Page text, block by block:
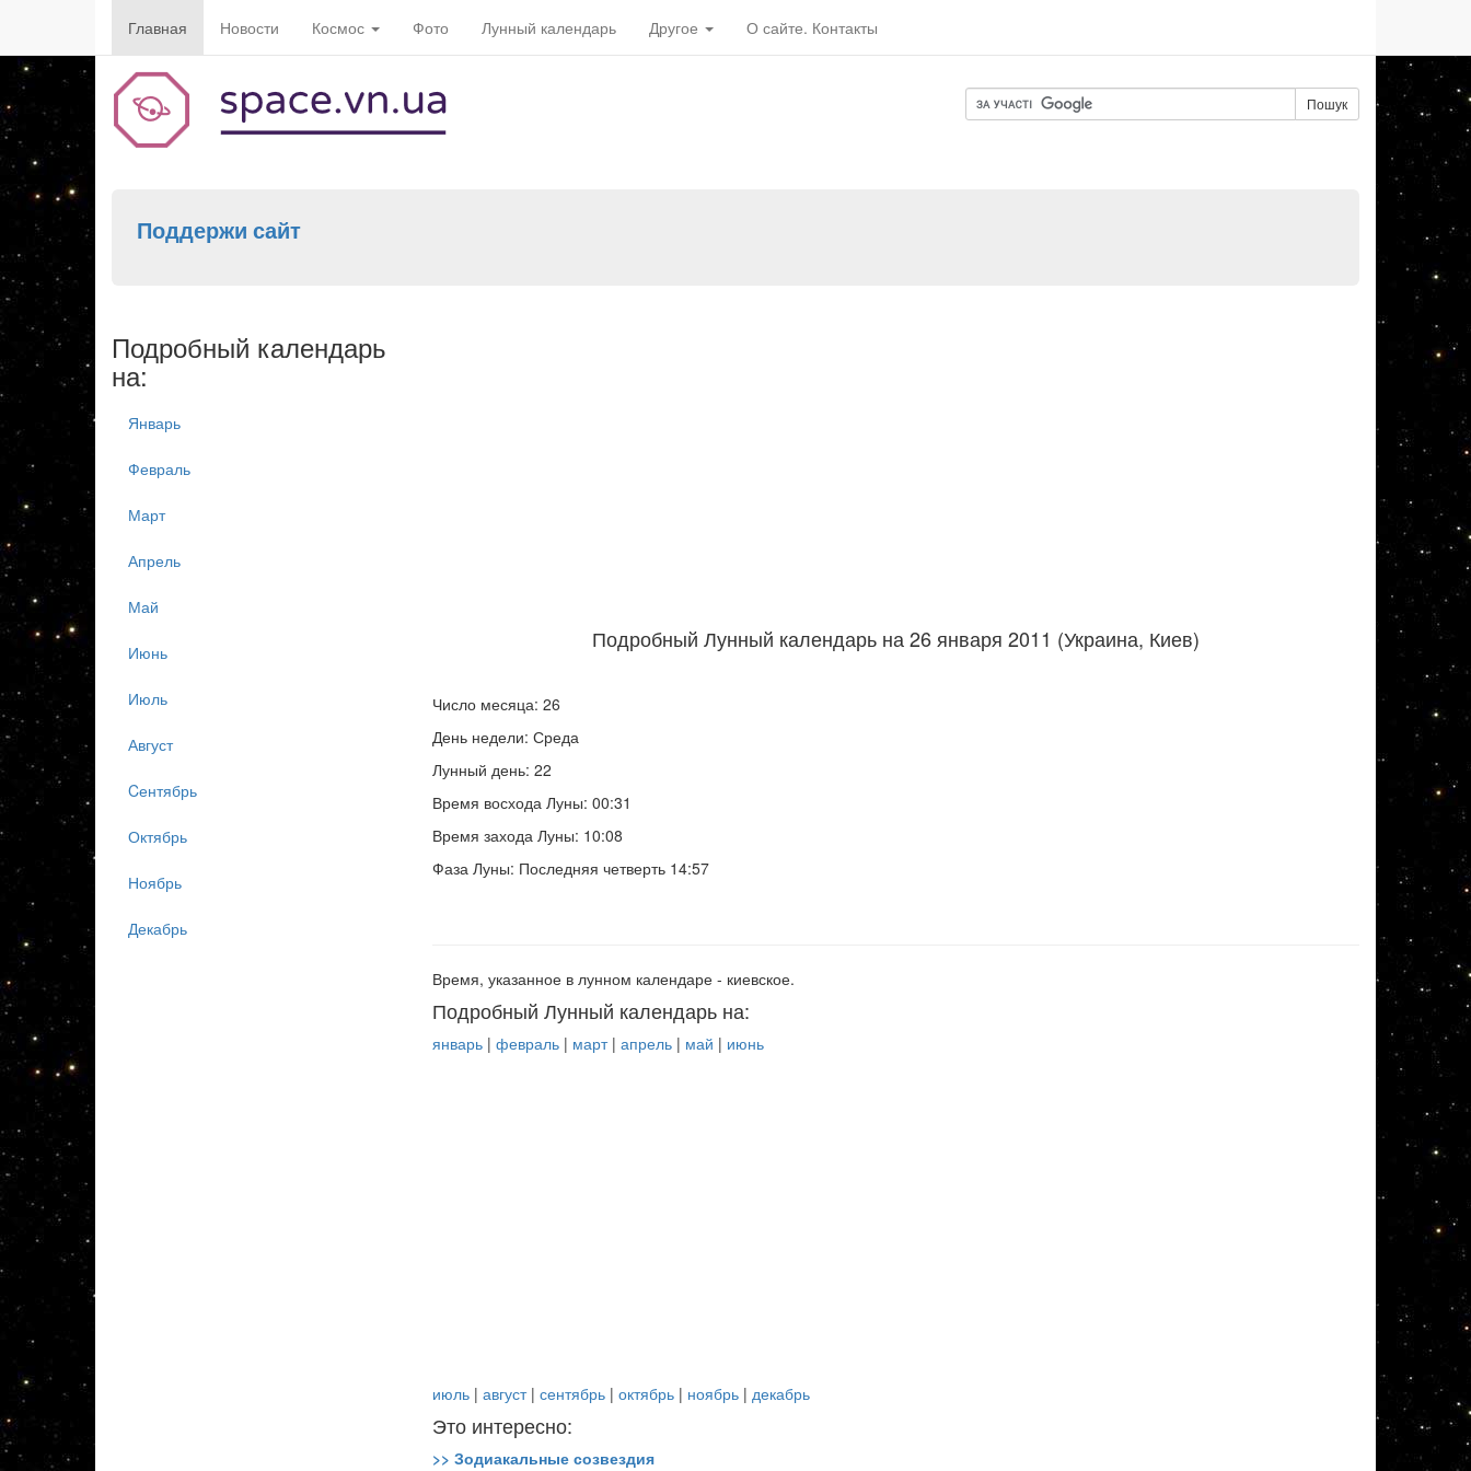
Главная Новости Космос Фото Лунный календарь Другое О сайте. Контакты
Пошук
Поддержи сайт
Подробный Лунный календарь на 26 января 2011 (Украина, Киев)
Число месяца: 26
День недели: Среда
Лунный день: 22
Время восхода Луны: 00:31
Время захода Луны: 10:08
Фаза Луны: Последняя четверть 14:57
Время, указанное в лунном календаре - киевское.
Подробный Лунный календарь на:
январь| февраль| март| апрель| май | июнь
июль| август| сентябрь| октябрь| ноябрь| декабрь
Это интересно:
>> Зодиакальные созвездия
Подробный календарь
на:
Январь
Февраль
Март
Апрель
Май
Июнь
Июль
Август
Cентябрь
Октябрь
Ноябрь
Декабрь